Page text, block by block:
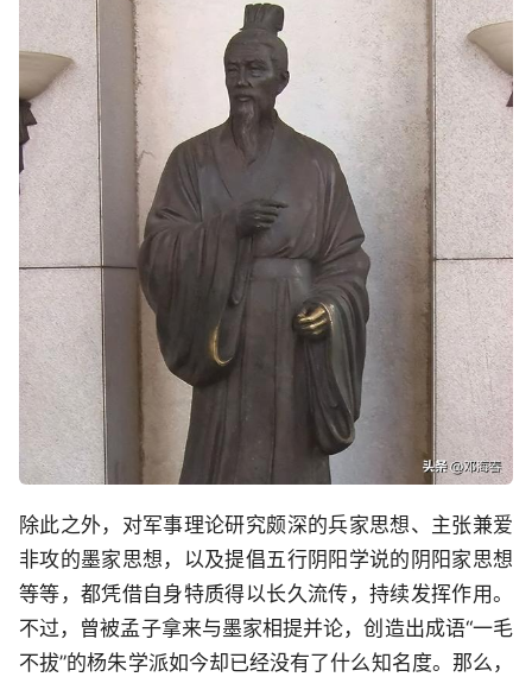
除此之外，对军事理论研究颇深的兵家思想、主张兼爱
非攻的墨家思想，以及提倡五行阴阳学说的阴阳家思想
等等，都凭借自身特质得以长久流传，持续发挥作用。
不过，曾被孟子拿来与墨家相提并论，创造出成语“一毛
不拔”的杨朱学派如今却已经没有了什么知名度。那么，